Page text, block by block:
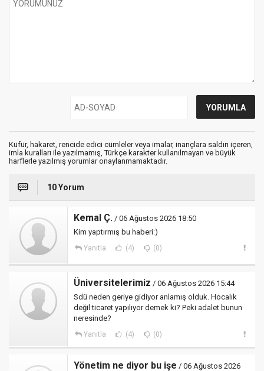
Küfür, hakaret, rencide edici cümleler veya imalar, inançlara saldırı içeren,
imla kuralları ile yazılmamış, Türkçe karakter kullanılmayan ve büyük
harflerle yazılmış yorumlar onaylanmamaktadır.
10 Yorum
Kemal Ç. / 06 Ağustos 2026 18:50
Kim yaptırmış bu haberi:)
Yanıtla (4) (0)
Üniversitelerimiz / 06 Ağustos 2026 15:44
Sdü neden geriye gidiyor anlamış olduk. Hocalık
değil ticaret yapılıyor demek ki? Peki adalet bunun
neresinde?
Yanıtla (4) (0)
Yönetim ne diyor bu işe / 06 Ağustos 2026